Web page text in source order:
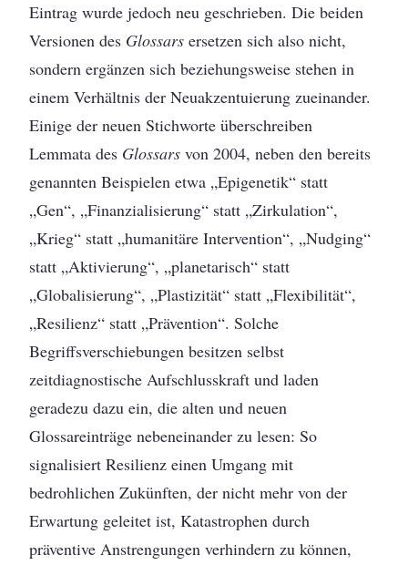
Eintrag wurde jedoch neu geschrieben. Die beiden
Versionen des Glossars ersetzen sich also nicht,
sondern ergänzen sich beziehungsweise stehen in
einem Verhältnis der Neuakzentuierung zueinander.
Einige der neuen Stichworte überschreiben
Lemmata des Glossarsvon 2004, neben den bereits
genannten Beispielen etwa „Epigenetik“ statt
„Gen“, „Finanzialisierung“ statt „Zirkulation“,
„Krieg“ statt „humanitäre Intervention“, „Nudging“
statt „Aktivierung“, „planetarisch“ statt
„Globalisierung“, „Plastizität“ statt „Flexibilität“,
„Resilienz“ statt „Prävention“. Solche
Begriffsverschiebungen besitzen selbst
zeitdiagnostische Aufschlusskraft und laden
geradezu dazu ein, die alten und neuen
Glossareinträge nebeneinander zu lesen: So
signalisiert Resilienz einen Umgang mit
bedrohlichen Zukünften, der nicht mehr von der
Erwartung geleitet ist, Katastrophen durch
präventive Anstrengungen verhindern zu können,